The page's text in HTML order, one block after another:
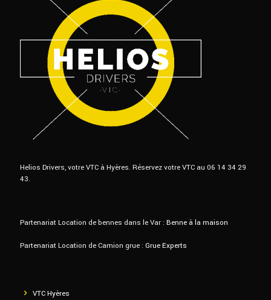
Helios Drivers, votre VTC à Hyères. Réservez votre VTC au 06 14 34 29
43.
Partenariat Location de bennes dans le Var : Benne à la maison
Partenariat Location de Camion grue : Grue Experts
VTC Hyères